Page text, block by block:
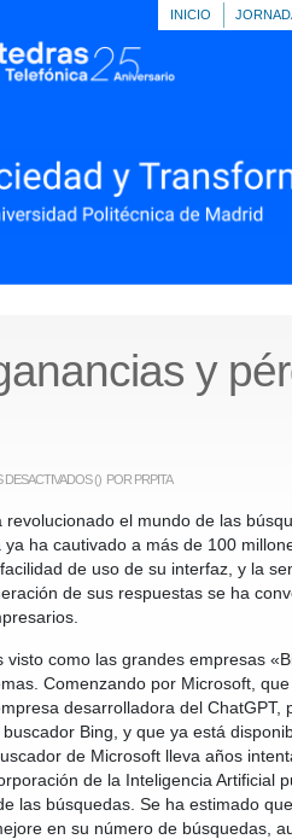
INICIO
y
DESACTIVADOSEN
CHATBOTS:
Y
PÉRDIDAS
MILLONARIAS
() POR PRPITA
revolucionado el mundo de las
ha cautivado a más de 100
de uso de su interfaz, y la
de sus respuestas se ha
visto como las grandes empresas
Comenzando por Microsoft,
desarrolladora del ChatGPT,
Bing, y que ya está
de Microsoft lleva años
de la Inteligencia Artificial
las búsquedas. Se ha estimado
en su número de búsquedas,